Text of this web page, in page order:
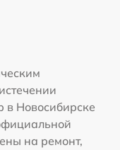
в Новосибирске
на ремонт,